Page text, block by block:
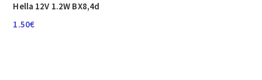
Hella 12V 1.2W BX8,4d
1.50€